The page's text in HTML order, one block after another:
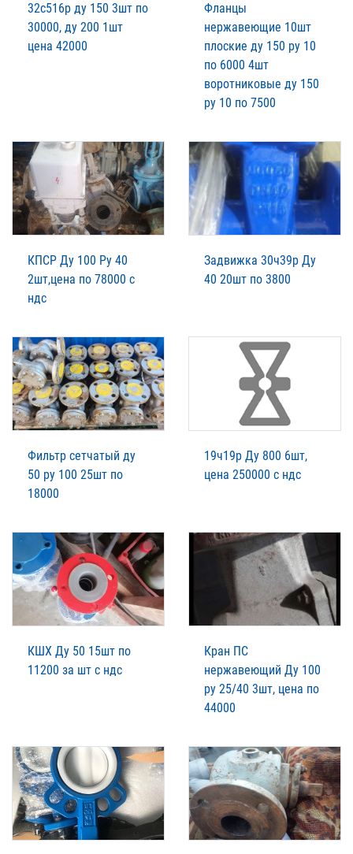
32с516р ду 150 3шт по
30000, ду 200 1шт
цена 42000
Фланцы
нержавеющие 10шт
плоские ду 150 ру 10
по 6000 4шт
воротниковые ду 150
ру 10 по 7500
КПСР Ду 100 Ру 40
2шт,цена по 78000 с
ндс
Задвижка 30ч39р Ду
40 20шт по 3800
Фильтр сетчатый ду
50 ру 100 25шт по
18000
19ч19р Ду 800 6шт,
цена 250000 с ндс
КШХ Ду 50 15шт по
11200 за шт с ндс
Кран ПС
нержавеющий Ду 100
ру 25/40 3шт, цена по
44000